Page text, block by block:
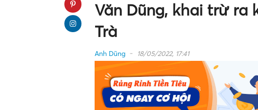
Văn Dũng, khai trừ ra
Trà
Anh Dũng 18/05/2022, 17:41